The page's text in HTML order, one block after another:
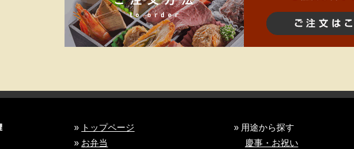
» トップページ
» お弁当
» 用途から探す
慶事・お祝い